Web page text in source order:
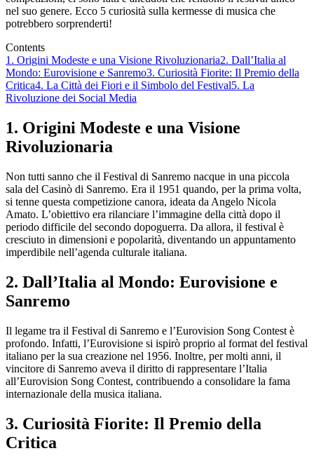
nel suo genere. Ecco 5 curiosità sulla kermesse di musica che
potrebbero sorprenderti!
Contents
1. Origini Modeste e una Visione Rivoluzionaria2. Dall’Italia al
Mondo: Eurovisione e Sanremo3. Curiosità Fiorite: Il Premio della
Critica4. La Città dei Fiori e il Simbolo del Festival5. La
Rivoluzione dei Social Media
1. Origini Modeste e una Visione
Rivoluzionaria
Non tutti sanno che il Festival di Sanremo nacque in una piccola
sala del Casinò di Sanremo. Era il 1951 quando, per la prima volta,
si tenne questa competizione canora, ideata da Angelo Nicola
Amato. L’obiettivo era rilanciare l’immagine della città dopo il
periodo difficile del secondo dopoguerra. Da allora, il festival è
cresciuto in dimensioni e popolarità, diventando un appuntamento
imperdibile nell’agenda culturale italiana.
2. Dall’Italia al Mondo: Eurovisione e
Sanremo
Il legame tra il Festival di Sanremo e l’Eurovision Song Contest è
profondo. Infatti, l’Eurovisione si ispirò proprio al format del festival
italiano per la sua creazione nel 1956. Inoltre, per molti anni, il
vincitore di Sanremo aveva il diritto di rappresentare l’Italia
all’Eurovision Song Contest, contribuendo a consolidare la fama
internazionale della musica italiana.
3. Curiosità Fiorite: Il Premio della
Critica